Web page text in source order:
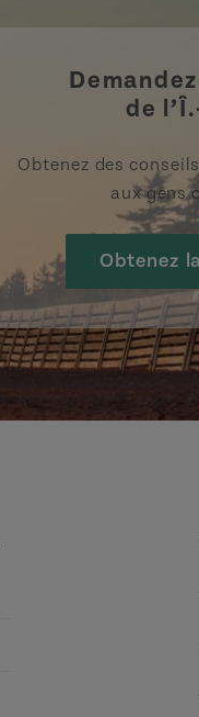
de
Obtenez des
aux gens
Obtenez